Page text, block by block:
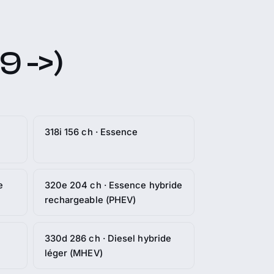
->)
318i 156 ch · Essence
320e 204 ch · Essence hybride
rechargeable (PHEV)
330d 286 ch · Diesel hybride
léger (MHEV)